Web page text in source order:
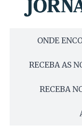
ONDE
RECEBA AS
RECEBA